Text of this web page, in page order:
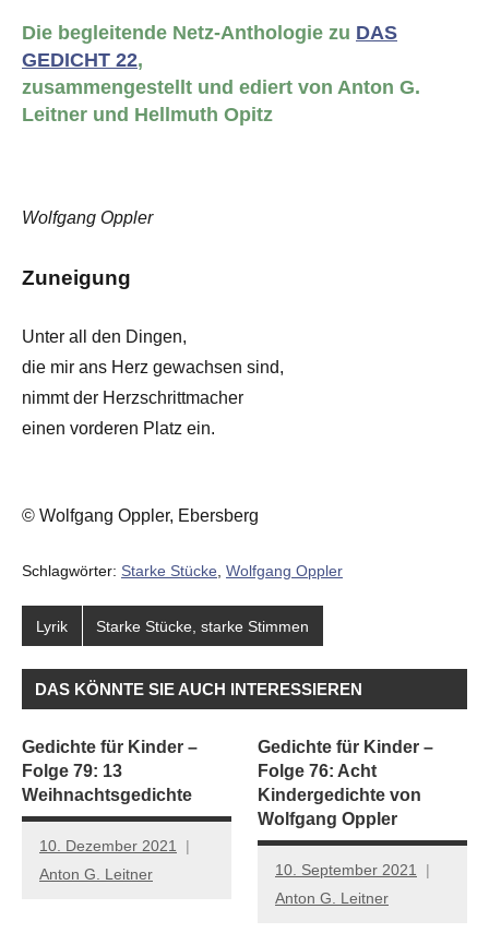
Die begleitende Netz-Anthologie zu DAS
GEDICHT 22,
zusammengestellt und ediert von Anton G.
Leitner und Hellmuth Opitz
Wolfgang Oppler
Zuneigung
Unter all den Dingen,
die mir ans Herz gewachsen sind,
nimmt der Herzschrittmacher
einen vorderen Platz ein.
© Wolfgang Oppler, Ebersberg
Schlagwörter: Starke Stücke Wolfgang Oppler
Lyrik Starke Stücke, starke Stimmen
DAS KÖNNTE SIE AUCH INTERESSIEREN
Gedichte für Kinder –
Folge 79: 13
Weihnachtsgedichte
10. Dezember 2021
Anton G. Leitner
Gedichte für Kinder –
Folge 76: Acht
Kindergedichte von
Wolfgang Oppler
10. September 2021
Anton G. Leitner